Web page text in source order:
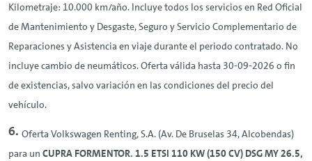
Kilometraje: 10.000 km/año. Incluye todos los servicios en Red Oficial
de Mantenimiento y Desgaste, Seguro y Servicio Complementario de
Reparaciones y Asistencia en viaje durante el periodo contratado. No
incluye cambio de neumáticos. Oferta válida hasta 30-09-2026 o fin
de existencias, salvo variación en las condiciones del precio del
vehículo.
Oferta Volkswagen Renting, S.A. (Av. De Bruselas 34, Alcobendas)
para un CUPRA FORMENTOR. 1.5 ETSI 110 KW (150 CV) DSG MY 26.5,